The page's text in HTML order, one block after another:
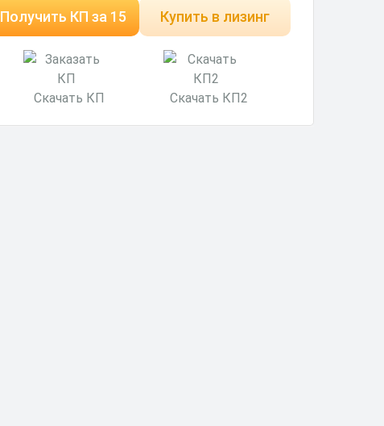
Получить КП за 15
минут
Купить в лизинг
Скачать КП Скачать КП2